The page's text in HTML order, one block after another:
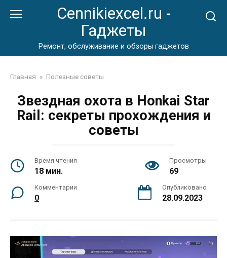
Cennikiexcel.ru -
Гаджеты
Ремонт, обслуживание и обзоры гаджетов
Главная » Полезные советы
Звездная охота в Honkai Star
Rail: секреты прохождения и
советы
Время чтения
18 мин.
Просмотры
69
Комментарии
0
Опубликовано
28.09.2023